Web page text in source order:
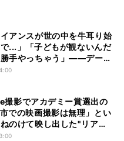
編集部が注目する最新映画5
イアンスが世の中を牛耳り始
...」「子どもが観ないんだ
手やっちゃう」――デーモ
映画『レディ・オア・ノッ
影でアカデミー賞選出の
での映画撮影は無理」とい
のけて映し出した"リア
ォウ監督が語る映画『左